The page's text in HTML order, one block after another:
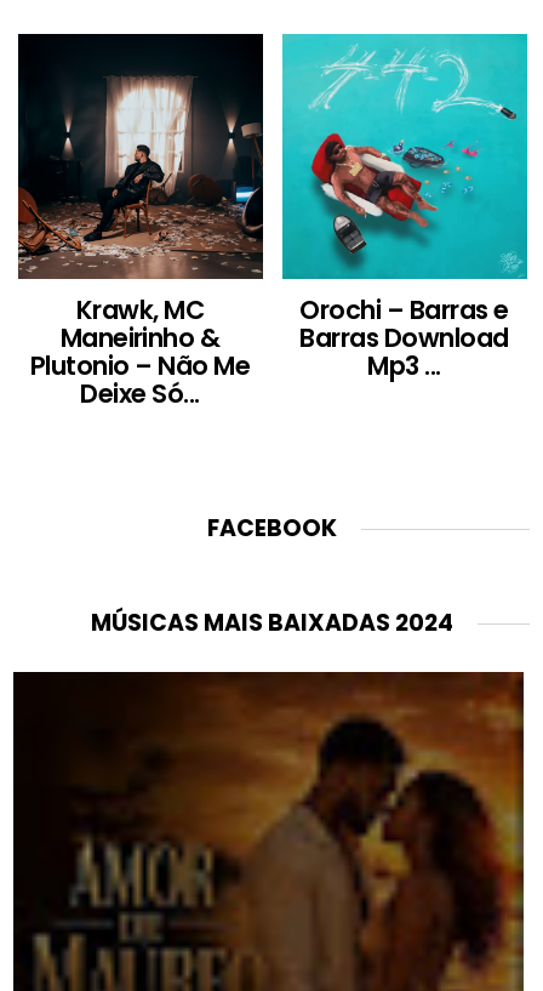
Krawk, MC
Maneirinho &
Plutonio – Não Me
Deixe Só...
Orochi – Barras e
Barras Download
Mp3 ...
FACEBOOK
MÚSICAS MAIS BAIXADAS 2024